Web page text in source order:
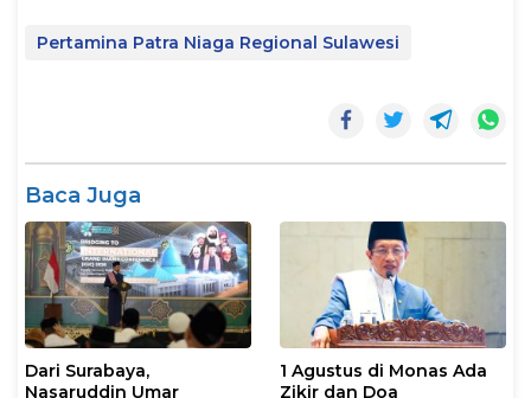
Pertamina Patra Niaga Regional Sulawesi
Baca Juga
Dari Surabaya,
Nasaruddin Umar
1 Agustus di Monas Ada
Zikir dan Doa